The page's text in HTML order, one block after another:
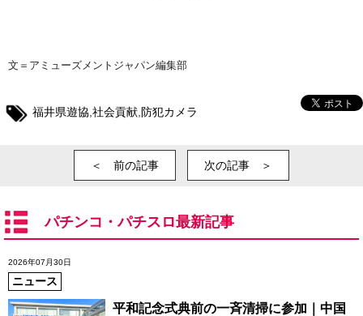
文＝アミューズメントジャパン編集部
福井県遊協 社会貢献 防犯カメラ
＜ 前の記事 次の記事 ＞
パチンコ・パチスロ最新記事
2026年07月30日
ニュース
平和記念式典前の一斉清掃に参加｜中国